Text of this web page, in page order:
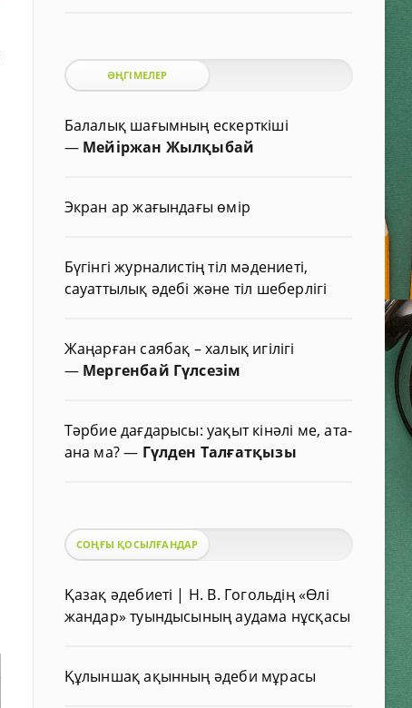
ӘҢГІМЕЛЕР
Балалық шағымның ескерткіші
— Мейіржан Жылқыбай
Экран ар жағындағы өмір
Бүгінгі журналистің тіл мәдениеті,
сауаттылық әдебі және тіл шеберлігі
Жаңарған саябақ – халық игілігі
— Мергенбай Гүлсезім
Тәрбие дағдарысы: уақыт кінәлі ме, ата-
ана ма?— Гүлден Талғатқызы
СОҢҒЫ ҚОСЫЛҒАНДАР
Қазақ әдебиеті | Н. В. Гогольдің «Өлі
жандар» туындысының аудама нұсқасы
Құлыншақ ақынның әдеби мұрасы